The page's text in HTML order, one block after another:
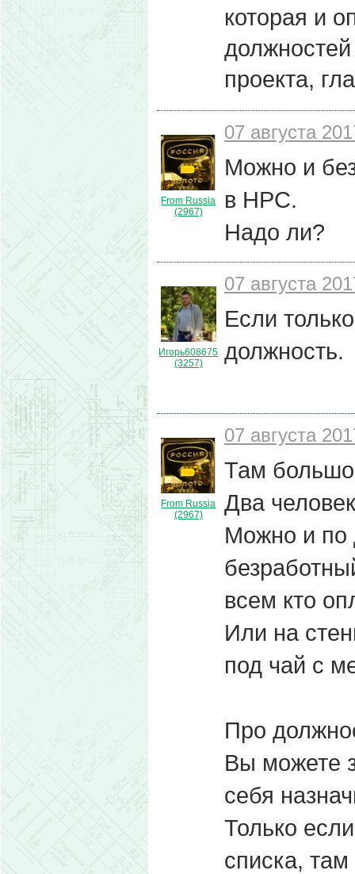
которая и
проекта,
From Russia
(2967)
07 августа
Можно и
в НРС.
Надо ли?
Игорь608675
(3257)
07 августа
Если
должность.
From Russia
(2967)
07 августа
Там
Два
Можно и по
всем кто
Или на
под чай с
Про
Вы можете
себя
Только
списка,